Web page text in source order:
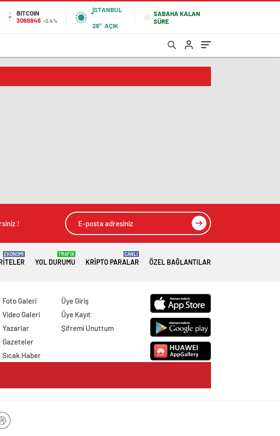
BITCOIN
3066846 -0.4%
İSTANBUL
28° AÇIK
SABAHA KALAN
SÜRE
!
EKONOMİ
YOL DURUMU
TRAFİK
KRIPTO PARALAR
CANLI
ÖZEL BAĞLANTILAR
Foto Galeri
Video Galeri
Yazarlar
Gazeteler
Sıcak Haber
Üye Giriş
Üye Kayıt
Şifremi Unuttum